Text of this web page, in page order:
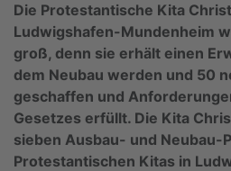
Die Protestantische Kita
Ludwigshafen-Mundenheim
groß, denn sie erhält einen
dem Neubau werden und 50
geschaffen und
Gesetzes erfüllt. Die Kita
sieben Ausbau- und Neubau-
Protestantischen Kitas in